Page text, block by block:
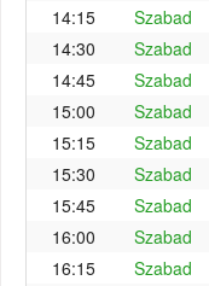
14:15
Szabad
14:30
Szabad
14:45
Szabad
15:00
Szabad
15:15
Szabad
15:30
Szabad
15:45
Szabad
16:00
Szabad
16:15
Szabad